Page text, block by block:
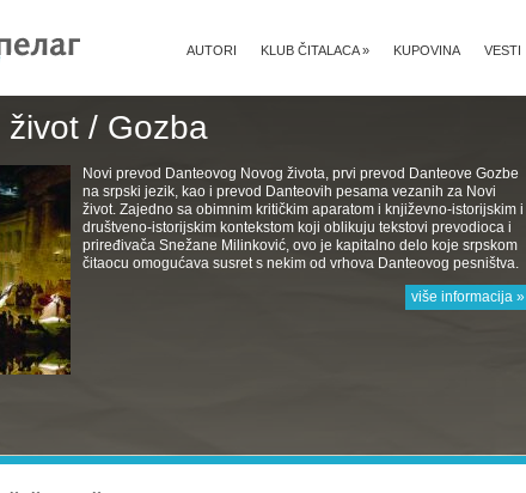
VESTI
KUPOVINA
KLUB ČITALACA»
AUTORI
život / Gozba
Novi prevod Danteovog Novog života, prvi prevod Danteove Gozbe
na srpski jezik, kao i prevod Danteovih pesama vezanih za Novi
život. Zajedno sa obimnim kritičkim aparatom i književno-istorijskim i
društveno-istorijskim kontekstom koji oblikuju tekstovi prevodioca i
priređivača Snežane Milinković, ovo je kapitalno delo koje srpskom
čitaocu omogućava susret s nekim od vrhova Danteovog pesništva.
više informacija »